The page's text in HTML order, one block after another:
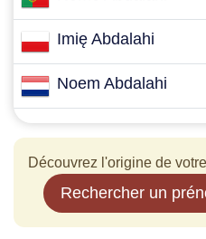
Imię Abdalahi
Noem Abdalahi
Découvrez l'origine de
Rechercher un